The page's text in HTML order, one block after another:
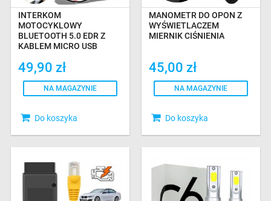
INTERKOM
MOTOCYKLOWY
BLUETOOTH 5.0 EDR Z
KABLEM MICRO USB
49,90 zł
NA MAGAZYNIE
Do koszyka
MANOMETR DO OPON Z
WYŚWIETLACZEM
MIERNIK CIŚNIENIA
45,00 zł
NA MAGAZYNIE
Do koszyka